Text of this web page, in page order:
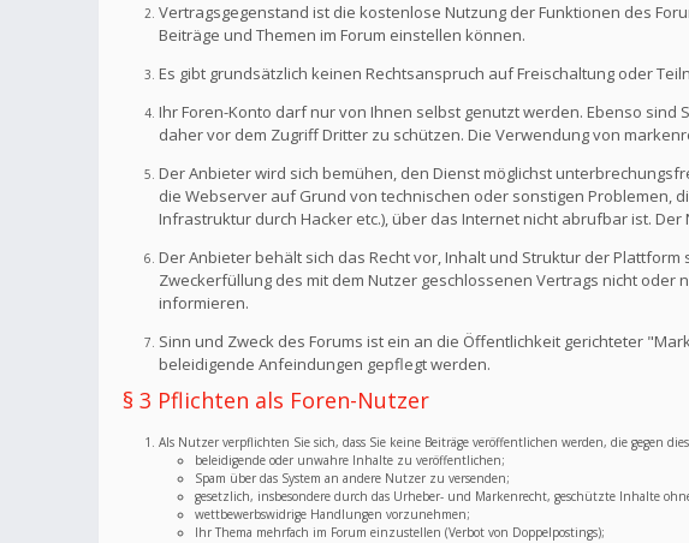
Vertragsgegenstand ist die kostenlose Nutzung der Funktionen des
Beiträge und Themen im Forum einstellen können.
Es gibt grundsätzlich keinen Rechtsanspruch auf Freischaltung oder
Ihr Foren-Konto darf nur von Ihnen selbst genutzt werden. Ebenso
daher vor dem Zugriff Dritter zu schützen. Die Verwendung von
Der Anbieter wird sich bemühen, den Dienst möglichst
die Webserver auf Grund von technischen oder sonstigen Problemen,
Infrastruktur durch Hacker etc.), über das Internet nicht abrufbar ist.
Der Anbieter behält sich das Recht vor, Inhalt und Struktur der
Zweckerfüllung des mit dem Nutzer geschlossenen Vertrags nicht
informieren.
Sinn und Zweck des Forums ist ein an die Öffentlichkeit gerichteter
beleidigende Anfeindungen gepflegt werden.
§ 3 Pflichten als Foren-Nutzer
Als Nutzer verpflichten Sie sich, dass Sie keine Beiträge veröffentlichen werden, die gegen
beleidigende oder unwahre Inhalte zu veröffentlichen;
Spam über das System an andere Nutzer zu versenden;
gesetzlich, insbesondere durch das Urheber- und Markenrecht, geschützte Inhalte
wettbewerbswidrige Handlungen vorzunehmen;
Ihr Thema mehrfach im Forum einzustellen (Verbot von Doppelpostings);